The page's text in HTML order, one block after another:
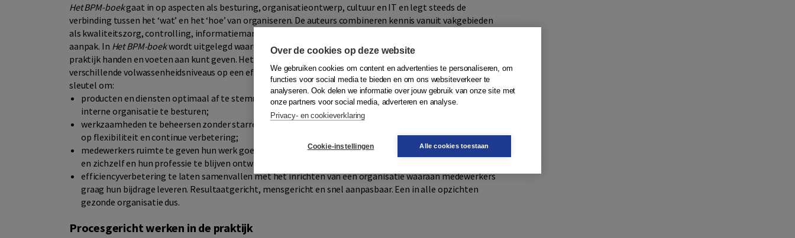
Het BPM-boekgaat in op aspecten als besturing, organisatieontwerp, cultuur en IT en legt steeds de
verbinding tussen het ‘wat’ en het ‘hoe’ van organiseren. De auteurs combineren kennis vanuit vakgebieden
als kwaliteitszorg, controlling, informatiemanagement, HRM en verandermanagement tot een integrale
aanpak. In Het BPM-boekwordt uitgelegd waarom de BPM-benadering zo krachtig is en hoe je hier in de
praktijk handen en voeten aan kunt geven. Het boek laat zien hoe procesdenken door organisaties op
verschillende volwassenheidsniveaus op een effectieve manier kan worden gebruikt. Processen zijn dan de
sleutel om:
producten en diensten optimaal af te stemmen op de behoeften van de buitenwereld en tegelijk de
interne organisatie te besturen;
werkzaamheden te beheersen zonder starre en mechanistische benadering, maar juist door gerichtheid
op flexibiliteit en continue verbetering;
medewerkers ruimte te geven hun werk goed te kunnen doen, hun toegevoegde waarde te kunnen leveren
en zichzelf en hun professie te blijven ontwikkelen;
efficiencyverbetering te laten samenvallen met het inrichten van een organisatie waaraan medewerkers
graag hun bijdrage leveren. Resultaatgericht, mensgericht en snel aanpasbaar. Een in alle opzichten
gezonde organisatie dus.
Procesgericht werken in de praktijk
Over de cookies op deze website
We gebruiken cookies om content en advertenties te personaliseren, om
functies voor social media te bieden en om ons websiteverkeer te
analyseren. Ook delen we informatie over jouw gebruik van onze site met
onze partners voor social media, adverteren en analyse.
Privacy- en cookieverklaring
Cookie-instellingen Alle cookies toestaan